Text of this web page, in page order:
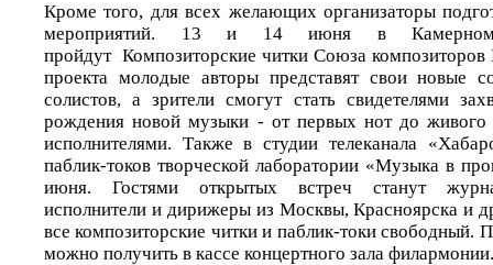
Кроме того, для всех желающих организаторы
мероприятий. 13 и 14 июня в Камерном
пройдут Композиторские читки Союза композиторов
проекта молодые авторы представят свои новые
солистов, а зрители смогут стать свидетелями
рождения новой музыки - от первых нот до живого
исполнителями. Также в студии телеканала
паблик-токов творческой лаборатории «Музыка в
июня. Гостями открытых встреч станут
исполнители и дирижеры из Москвы, Красноярска и
все композиторские читки и паблик-токи свободный.
можно получить в кассе концертного зала филармонии.